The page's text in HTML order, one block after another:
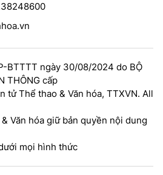
BTTTT ngày 30/08/2024 do BỘ
THÔNG cấp
Thể thao & Văn hóa, TTXVN. All
Văn hóa giữ bản quyền nội dung
mọi hình thức